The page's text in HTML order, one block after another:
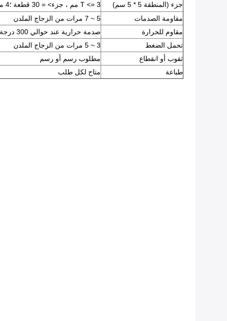
جزء (المنطقة 5 * 5 سم)
T <= 3 مم ، جزء> = 30 قطعة ؛4 مم <= T <= 12 مم ، جزء> = 40 قطعة
مقاومة الصدمات
5 ~ 7 مرات من الزجاج الملدن
مقاوم للحرارة
صدمة حرارية عند حوالي 300 درجة مئوية
تحمل الضغط
3 ~ 5 مرات من الزجاج الملدن
ثقوب أو انقطاع
مطلوب رسم أو رسم
طباعة
متاح لكل طلب